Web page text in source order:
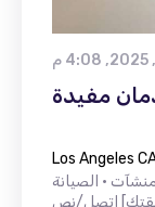
مفيدة
Los Angeles
• الصيانة
اتصل/نص